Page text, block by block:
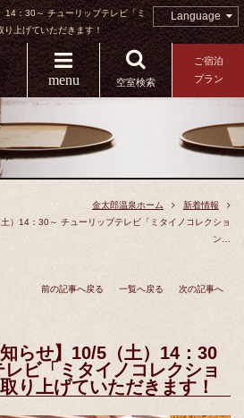
14：30～ チューリップテレビ「ミ
上げていただきます！
Language
menu 空室検索
ご宿泊
プラン
金太郎温泉ホーム
新着情報
）14：30～ チューリップテレビ「ミタイノコレクショ
ン…
前の記事へ戻る 一覧へ戻る 次の記事へ
らせ】10/5（土）14：30
ビ「ミタイノコレクショ
り上げていただきます！